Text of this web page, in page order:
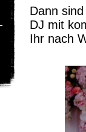
Dann
DJ mit
Ihr nach